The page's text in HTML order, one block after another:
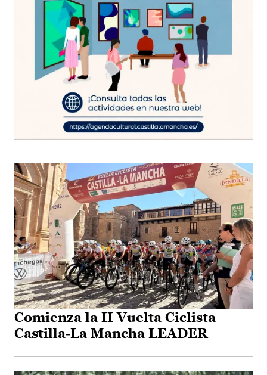
Comienza la II Vuelta Ciclista
Castilla-La Mancha LEADER